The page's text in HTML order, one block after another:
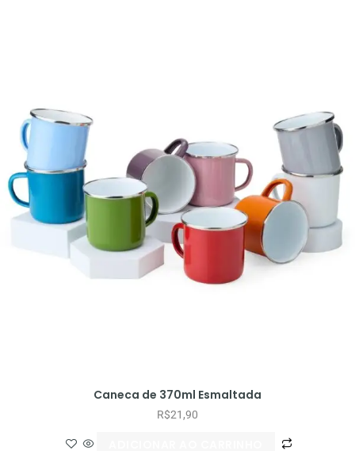
Caneca de 370ml Esmaltada
R$21,90